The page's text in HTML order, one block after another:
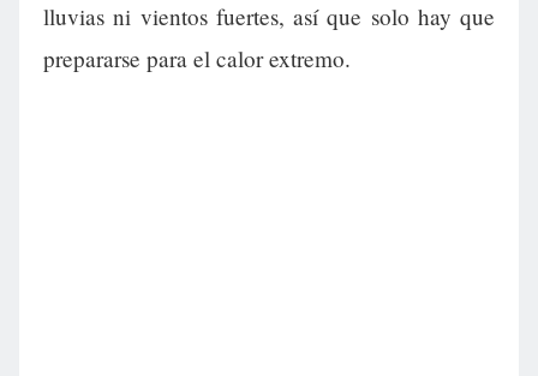
lluvias ni vientos fuertes, así que solo hay que
prepararse para el calor extremo.